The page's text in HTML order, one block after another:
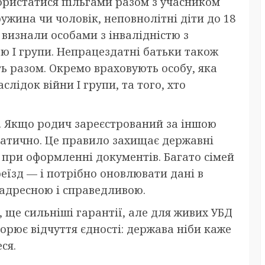
чи чоловік, неповнолітні діти до 18
особами з інвалідністю з
I групи. Непрацездатні батьки також
разом. Окремо враховують особу, яка
війни I групи, та того, хто
родич зареєстрований за іншою
Це правило захищає державні
оформленні документів. Багато сімей
— і потрібно оновлювати дані в
і справедливою.
ще сильніші гарантії, але для живих УБД
відчуття єдності: держава ніби каже